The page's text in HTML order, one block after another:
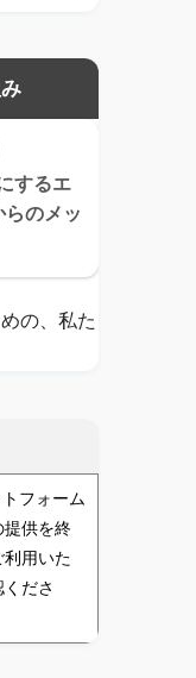
するエ
らのメッ
の、私た
フォーム
提供を終
用いた
ださ